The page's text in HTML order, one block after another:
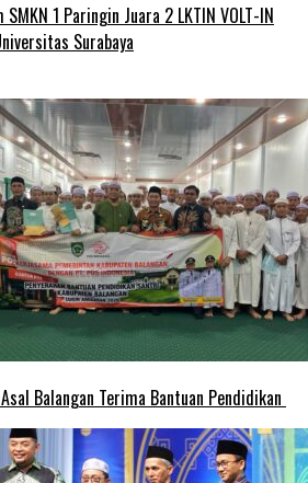
1 Paringin Juara 2 LKTIN VOLT-IN
Surabaya
Balangan Terima Bantuan Pendidikan